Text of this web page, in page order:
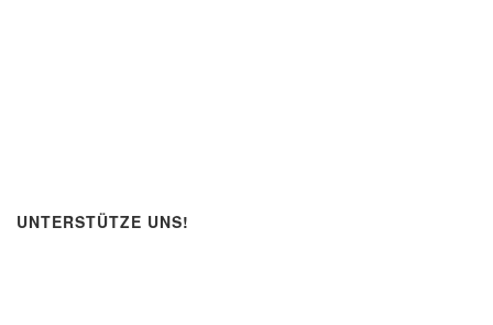
UNTERSTÜTZE UNS!